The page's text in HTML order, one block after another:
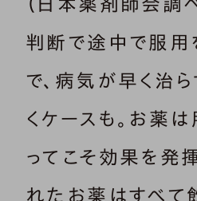
（日本薬剤師会調
判断で途中で服用
で、病気が早く治ら
くケースも。お薬
ってこそ効果を発
れたお薬はすべて